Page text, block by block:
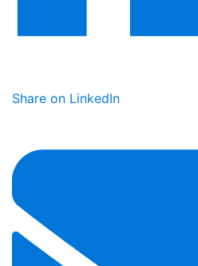
Share on LinkedIn